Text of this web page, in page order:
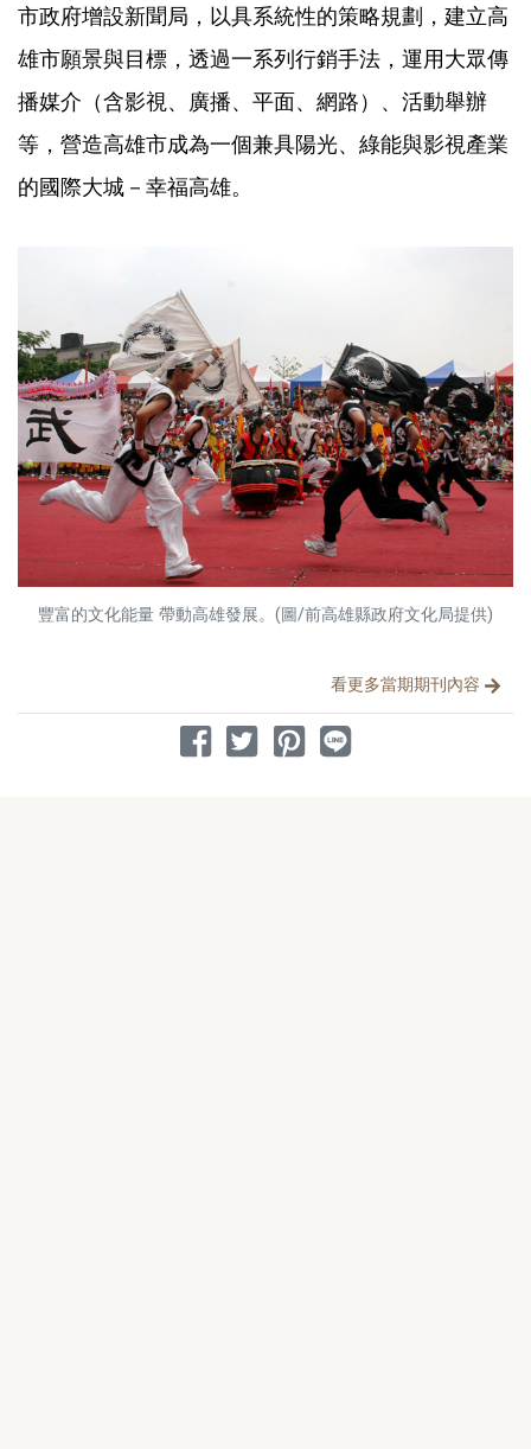
市政府增設新聞局，以具系統性的策略規劃，建立高
雄市願景與目標，透過一系列行銷手法，運用大眾傳
播媒介（含影視、廣播、平面、網路）、活動舉辦
等，營造高雄市成為一個兼具陽光、綠能與影視產業
的國際大城－幸福高雄。
豐富的文化能量 帶動高雄發展。(圖/前高雄縣政府文化局提供)
看更多當期期刊內容
分享文章
分享到 Facebook
分享到 Twitter
分享到 Pinterest
分享到 Line